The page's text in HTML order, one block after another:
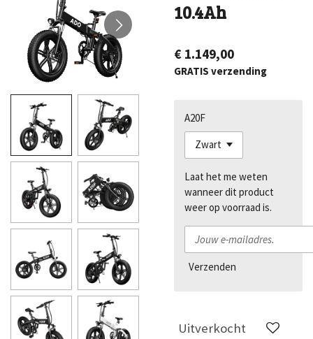
10.4Ah
€ 1.149,00
GRATIS verzending
A20F
Laat het me weten
wanneer dit product
weer op voorraad is.
Verzenden
Uitverkocht